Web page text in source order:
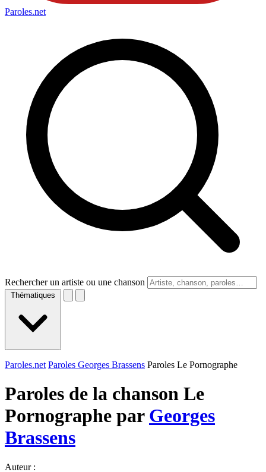
Paroles.net
Rechercher un artiste ou une chanson
Thématiques
Paroles.net Paroles Georges Brassens Paroles Le Pornographe
Paroles de la chanson Le
Pornographe par Georges
Brassens
Auteur :